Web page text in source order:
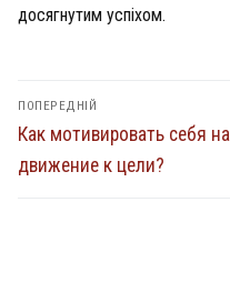
досягнутим успіхом.
Навігація
записів
ПОПЕРЕДНІЙ
Попередній
запис:
Как мотивировать себя на
движение к цели?